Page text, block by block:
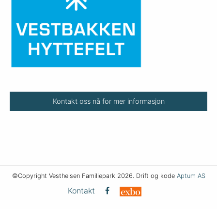
Kontakt oss nå for mer informasjon
©Copyright Vestheisen Familiepark 2026. Drift og kode Aptum AS
Kontakt